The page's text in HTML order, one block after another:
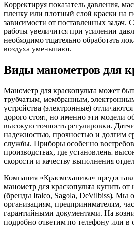
Корректируя показатель давления,
пленку или плотный слой краски на
зависимости от поставленных задач.
работы увеличится при усилении
необходимо тщательно обработать
воздуха уменьшают.
Виды манометров для
Манометр для краскопульта может
трубчатым, мембранным,
устройства (электронные)
дорого стоят, но именно эти модели
высокую точность регулировки.
надежностью, прочностью и долгим
службы. Приборы особенно
производствах, где установлены
скорости и качеству выполнения
Компания «Красмеханика»
манометр для краскопульта купить
(бренды Italco, Sagola, DeVilbiss). Мы
организациям, предпринимателям,
гарантийными документами. На
подробно ответим по телефону или в